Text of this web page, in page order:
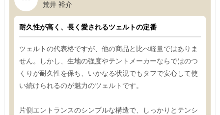
荒井 裕介
耐久性が高く、長く愛されるツェルトの定番
ツェルトの代表格ですが、他の商品と比べ軽量ではありま
せん。しかし、生地の強度やテントメーカーならではのつ
くりが耐久性を保ち、いかなる状況でもタフで安心して使
い続けられるのが魅力のツェルトです。
片側エントランスのシンプルな構造で、しっかりとテンシ